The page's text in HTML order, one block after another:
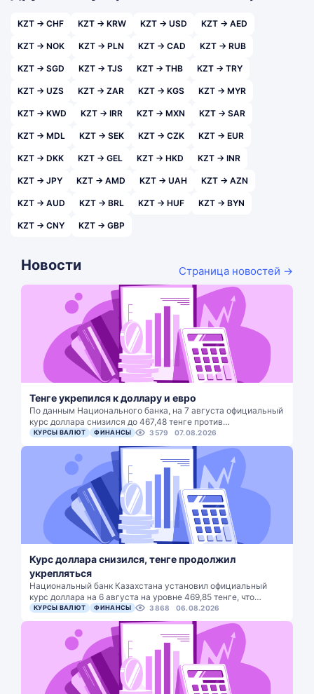
KZT → CHF KZT → KRW KZT → USD KZT → AED
KZT → NOK KZT → PLN KZT → CAD KZT → RUB
KZT → SGD KZT → TJS KZT → THB KZT → TRY
KZT → UZS KZT → ZAR KZT → KGS KZT → MYR
KZT → KWD KZT → IRR KZT → MXN KZT → SAR
KZT → MDL KZT → SEK KZT → CZK KZT → EUR
KZT → DKK KZT → GEL KZT → HKD KZT → INR
KZT → JPY KZT → AMD KZT → UAH KZT → AZN
KZT → AUD KZT → BRL KZT → HUF KZT → BYN
KZT → CNY KZT → GBP
Новости Страница новостей →
Тенге укрепился к доллару и евро
По данным Национального банка, на 7 августа официальный
курс доллара снизился до 467,48 тенге против…
КУРСЫ ВАЛЮТ ФИНАНСЫ 3579 07.08.2026
Курс доллара снизился, тенге продолжил
укрепляться
Национальный банк Казахстана установил официальный
курс доллара на 6 августа на уровне 469,85 тенге, что…
КУРСЫ ВАЛЮТ ФИНАНСЫ 3868 06.08.2026